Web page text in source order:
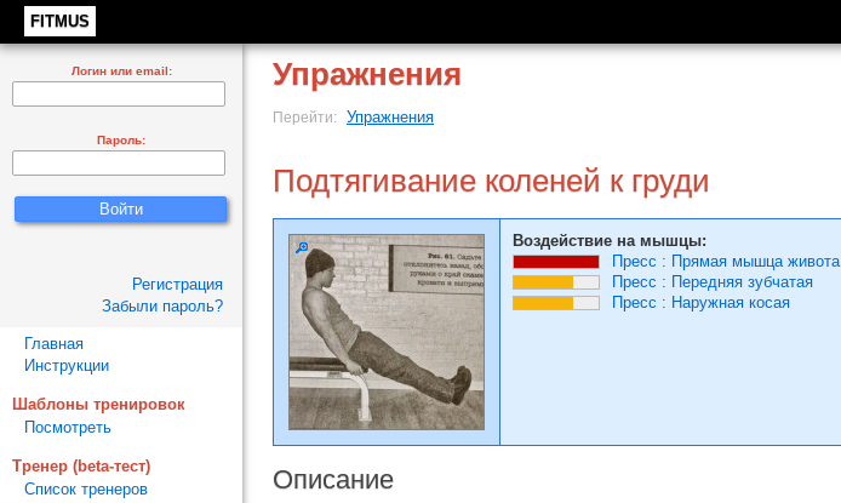
FITMUS
Упражнения
Перейти: Упражнения
Подтягивание коленей к груди
Воздействие на мышцы:
Пресс : Прямая мышца живота
Пресс : Передняя зубчатая
Пресс : Наружная косая
Описание
Логин или email:
Пароль:
Регистрация
Забыли пароль?
Главная
Инструкции
Шаблоны тренировок
Посмотреть
Тренер (beta-тест)
Список тренеров